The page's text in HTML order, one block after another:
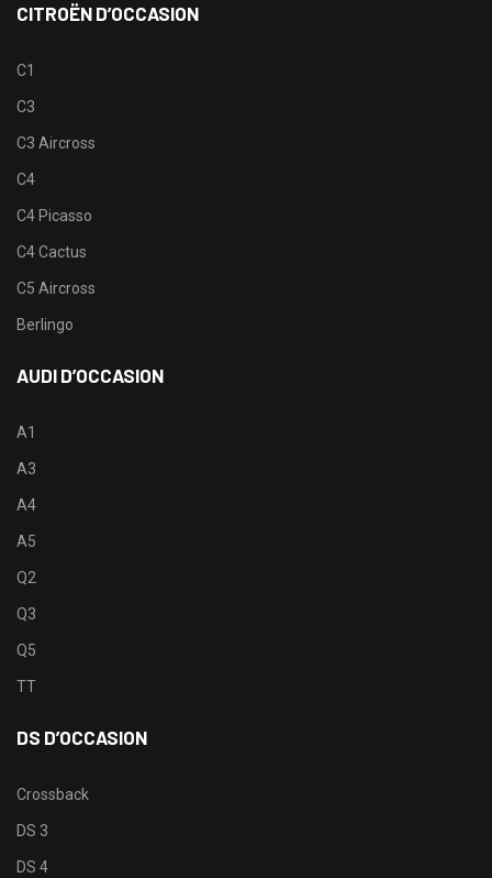
CITROËN D’OCCASION
C1
C3
C3 Aircross
C4
C4 Picasso
C4 Cactus
C5 Aircross
Berlingo
AUDI D’OCCASION
A1
A3
A4
A5
Q2
Q3
Q5
TT
DS D’OCCASION
Crossback
DS 3
DS 4